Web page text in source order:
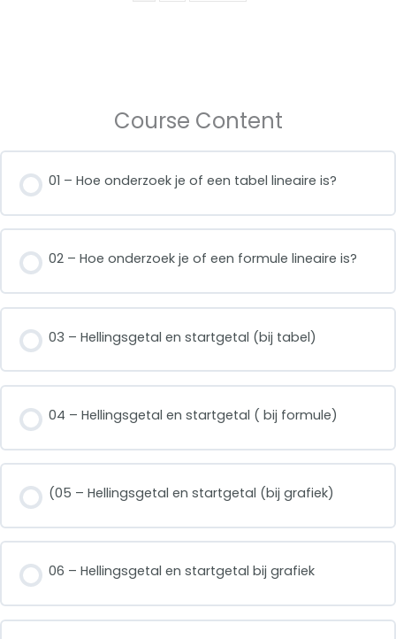
Course Content
01 – Hoe onderzoek je of een tabel lineaire is?
02 – Hoe onderzoek je of een formule lineaire is?
03 – Hellingsgetal en startgetal (bij tabel)
04 – Hellingsgetal en startgetal ( bij formule)
(05 – Hellingsgetal en startgetal (bij grafiek)
06 – Hellingsgetal en startgetal bij grafiek